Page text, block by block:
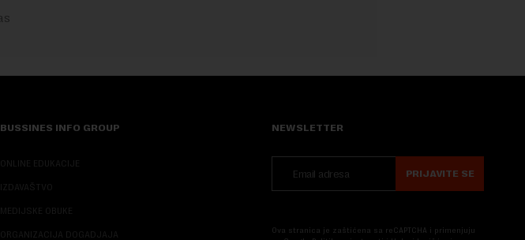
BUSSINES INFO GROUP
ONLINE EDUKACIJE
IZDAVAŠTVO
MEDIJSKE OBUKE
ORGANIZACIJA DOGADJAJA
NEWSLETTER
PRIJAVITE SE
Ova stranica je zaštićena sa reCAPTCHA i primenjuju